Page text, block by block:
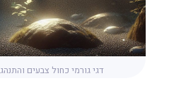
דגי גורמי כחול צבעים